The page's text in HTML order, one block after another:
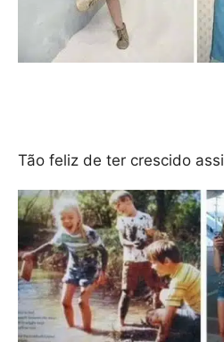
Tão feliz de ter crescido